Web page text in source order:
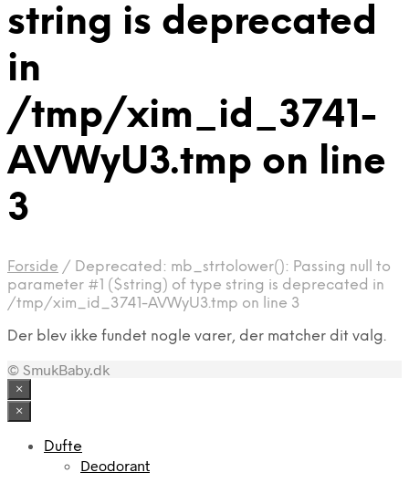
string is deprecated
in
/tmp/xim_id_3741-
AVWyU3.tmp on line
3
Forside / Deprecated: mb_strtolower(): Passing null to
parameter #1 ($string) of type string is deprecated in
/tmp/xim_id_3741-AVWyU3.tmp on line 3
Der blev ikke fundet nogle varer, der matcher dit valg.
© SmukBaby.dk
×
×
Dufte
Deodorant